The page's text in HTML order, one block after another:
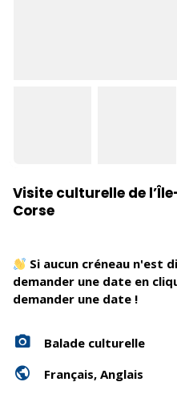
Visite culturelle de
Corse
Si aucun créneau n'est
demander une date en
demander une date !
Balade culturelle
Français, Anglais